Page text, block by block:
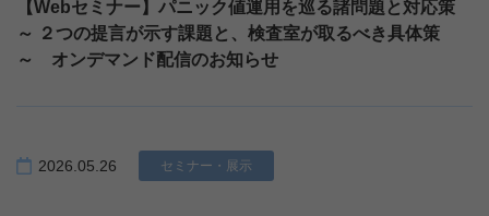
【Webセミナー】パニック値運用を巡る諸問題と対応策
～ ２つの提言が示す課題と、検査室が取るべき具体策
～ オンデマンド配信のお知らせ
2026.05.26 セミナー・展示